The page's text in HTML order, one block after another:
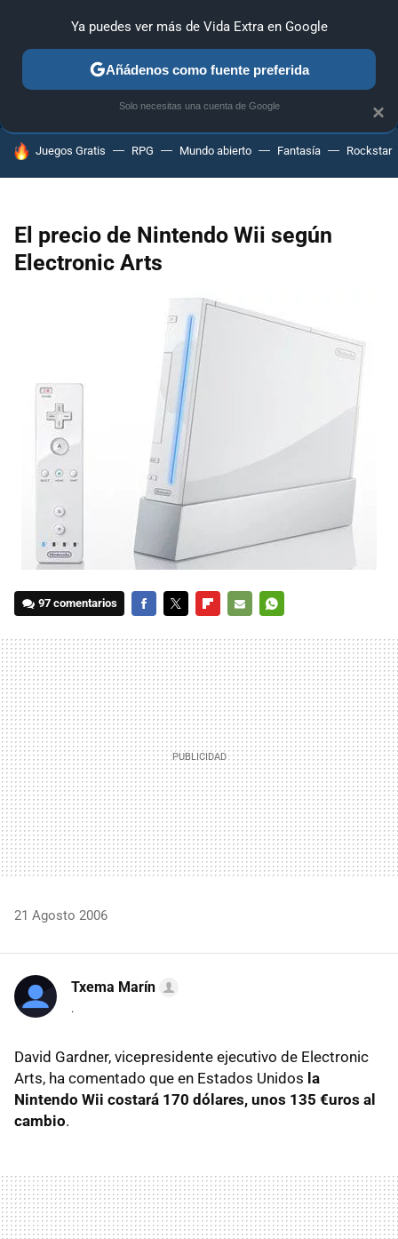
ANÁLISIS GUÍAS Y TRUCOS PC SONY NINTENDO
HOY SE HABLA DE
Juegos Gratis RPG Mundo abierto Fantasía Rockstar
El precio de Nintendo Wii según
Electronic Arts
97 comentarios
MAIL
21 Agosto 2006
Txema Marín
.
David Gardner, vicepresidente ejecutivo de Electronic
Arts, ha comentado que en Estados Unidos la
Nintendo Wii costará 170 dólares, unos 135 €uros al
cambio.
×
Ya puedes ver más de Vida Extra en Google
Añádenos como fuente preferida
Solo necesitas una cuenta de Google